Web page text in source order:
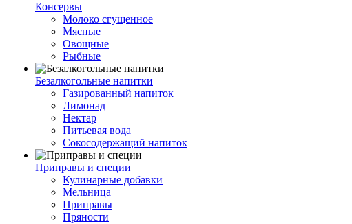
Консервы
Молоко сгущенное
Мясные
Овощные
Рыбные
Безалкогольные напитки
Газированный напиток
Лимонад
Нектар
Питьевая вода
Сокосодержащий напиток
Приправы и специи
Кулинарные добавки
Мельница
Приправы
Пряности